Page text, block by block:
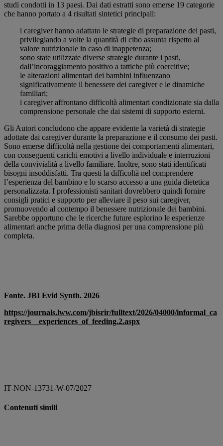
studi condotti in 13 paesi. Dai dati estratti sono emerse 19 categorie
che hanno portato a 4 risultati sintetici principali:
i caregiver hanno adattato le strategie di preparazione dei pasti,
privilegiando a volte la quantità di cibo assunta rispetto al
valore nutrizionale in caso di inappetenza;
sono state utilizzate diverse strategie durante i pasti,
dall’incoraggiamento positivo a tattiche più coercitive;
le alterazioni alimentari dei bambini influenzano
significativamente il benessere dei caregiver e le dinamiche
familiari;
i caregiver affrontano difficoltà alimentari condizionate sia dalla
comprensione personale che dai sistemi di supporto esterni.
Gli Autori concludono che appare evidente la varietà di strategie
adottate dai caregiver durante la preparazione e il consumo dei pasti.
Sono emerse difficoltà nella gestione dei comportamenti alimentari,
con conseguenti carichi emotivi a livello individuale e interruzioni
della convivialità a livello familiare. Inoltre, sono stati identificati
bisogni insoddisfatti. Tra questi la difficoltà nel comprendere
l’esperienza del bambino e lo scarso accesso a una guida dietetica
personalizzata. I professionisti sanitari dovrebbero quindi fornire
consigli pratici e supporto per alleviare il peso sui caregiver,
promuovendo al contempo il benessere nutrizionale dei bambini.
Sarebbe opportuno che le ricerche future esplorino le esperienze
alimentari anche prima della diagnosi per una comprensione più
completa.
Fonte. JBI Evid Synth. 2026
https://journals.lww.com/jbisrir/fulltext/2026/04000/informal_ca
regivers__experiences_of_feeding.2.aspx
IT-NON-13731-W-07/2027
Contenuti simili